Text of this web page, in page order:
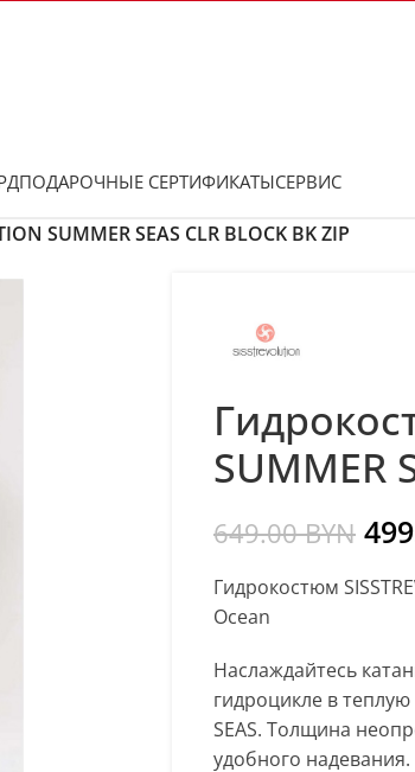
ПОДАРОЧНЫЕ СЕРТИФИКАТЫСЕРВИС
SUMMER SEAS CLR BLOCK BK ZIP
SUMMER
649.00BYN
Гидрокостюм
Ocean
Наслаждайтесь
гидроцикле в теплую
SEAS. Толщина
удобного надевания.